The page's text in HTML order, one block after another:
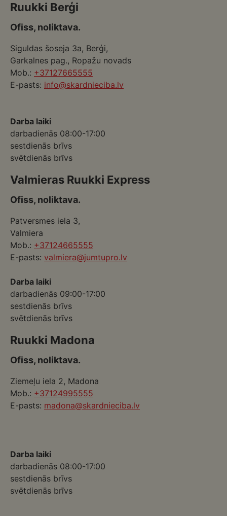
Ruukki Berģi
Ofiss, noliktava.
Siguldas šoseja 3a, Berģi,
Garkalnes pag., Ropažu novads
Mob.: +37127665555
E-pasts: info@skardnieciba.lv
Darba laiki
darbadienās 08:00-17:00
sestdienās brīvs
svētdienās brīvs
Valmieras Ruukki Express
Ofiss, noliktava.
Patversmes iela 3,
Valmiera
Mob.: +37124665555
E-pasts: valmiera@jumtupro.lv
Darba laiki
darbadienās 09:00-17:00
sestdienās brīvs
svētdienās brīvs
Ruukki Madona
Ofiss, noliktava.
Ziemeļu iela 2, Madona
Mob.: +37124995555
E-pasts: madona@skardnieciba.lv
Darba laiki
darbadienās 08:00-17:00
sestdienās brīvs
svētdienās brīvs